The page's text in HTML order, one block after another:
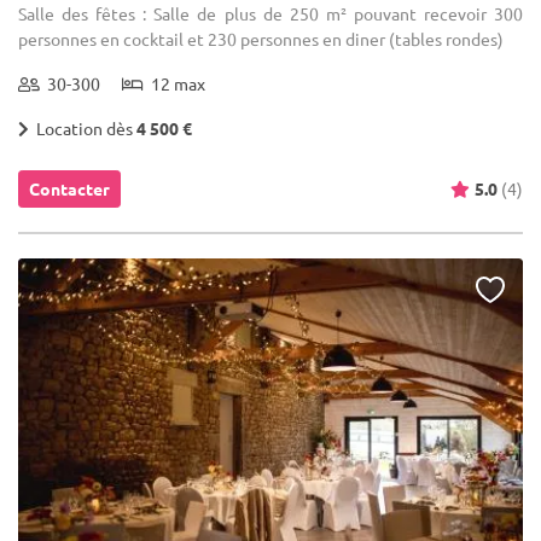
Salle des fêtes : Salle de plus de 250 m² pouvant recevoir 300
personnes en cocktail et 230 personnes en diner (tables rondes)
30-300 12 max
Location dès4 500 €
Contacter 5.0 (4)